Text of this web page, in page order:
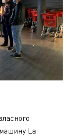
La